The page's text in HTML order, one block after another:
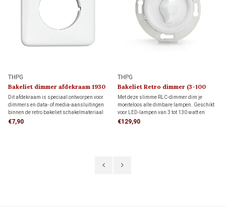
THPG
Bakeliet dimmer afdekraam 1930
Dit afdekraam is speciaal ontworpen voor
dimmers en data- of media-aansluitingen
binnen de retro bakeliet schakelmateriaal
serie. De vierkante vorm biedt meer
€7,90
THPG
Bakeliet Retro dimmer (3-100
Watt) 1930
Met deze slimme RLC-dimmer dim je
moeiteloos alle dimbare lampen. Geschikt
voor LED-lampen van 3 tot 130 watt en
andere lampen van 7 tot 350 watt. Dankzij
€129,90